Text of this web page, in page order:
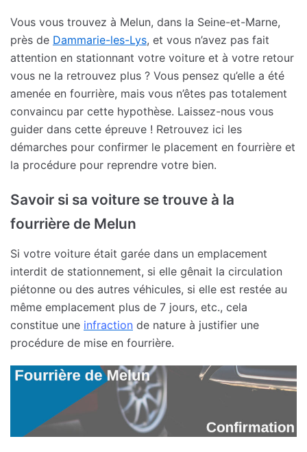
Vous vous trouvez à Melun, dans la Seine-et-Marne,
près de Dammarie-les-Lys, et vous n’avez pas fait
attention en stationnant votre voiture et à votre retour
vous ne la retrouvez plus ? Vous pensez qu’elle a été
amenée en fourrière, mais vous n’êtes pas totalement
convaincu par cette hypothèse. Laissez-nous vous
guider dans cette épreuve ! Retrouvez ici les
démarches pour confirmer le placement en fourrière et
la procédure pour reprendre votre bien.
Savoir si sa voiture se trouve à la
fourrière de Melun
Si votre voiture était garée dans un emplacement
interdit de stationnement, si elle gênait la circulation
piétonne ou des autres véhicules, si elle est restée au
même emplacement plus de 7 jours, etc., cela
constitue une infraction de nature à justifier une
procédure de mise en fourrière.